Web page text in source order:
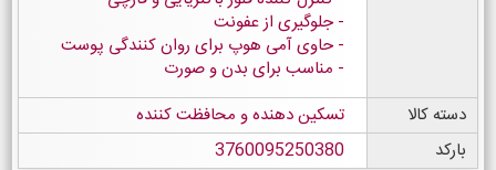
جلوگیری از عفونت
حاوی آمی هوپ برای روان کنندگی پوست
مناسب برای بدن و صورت
دسته کالا
تسکین دهنده و محافظت کننده
بارکد
3760095250380